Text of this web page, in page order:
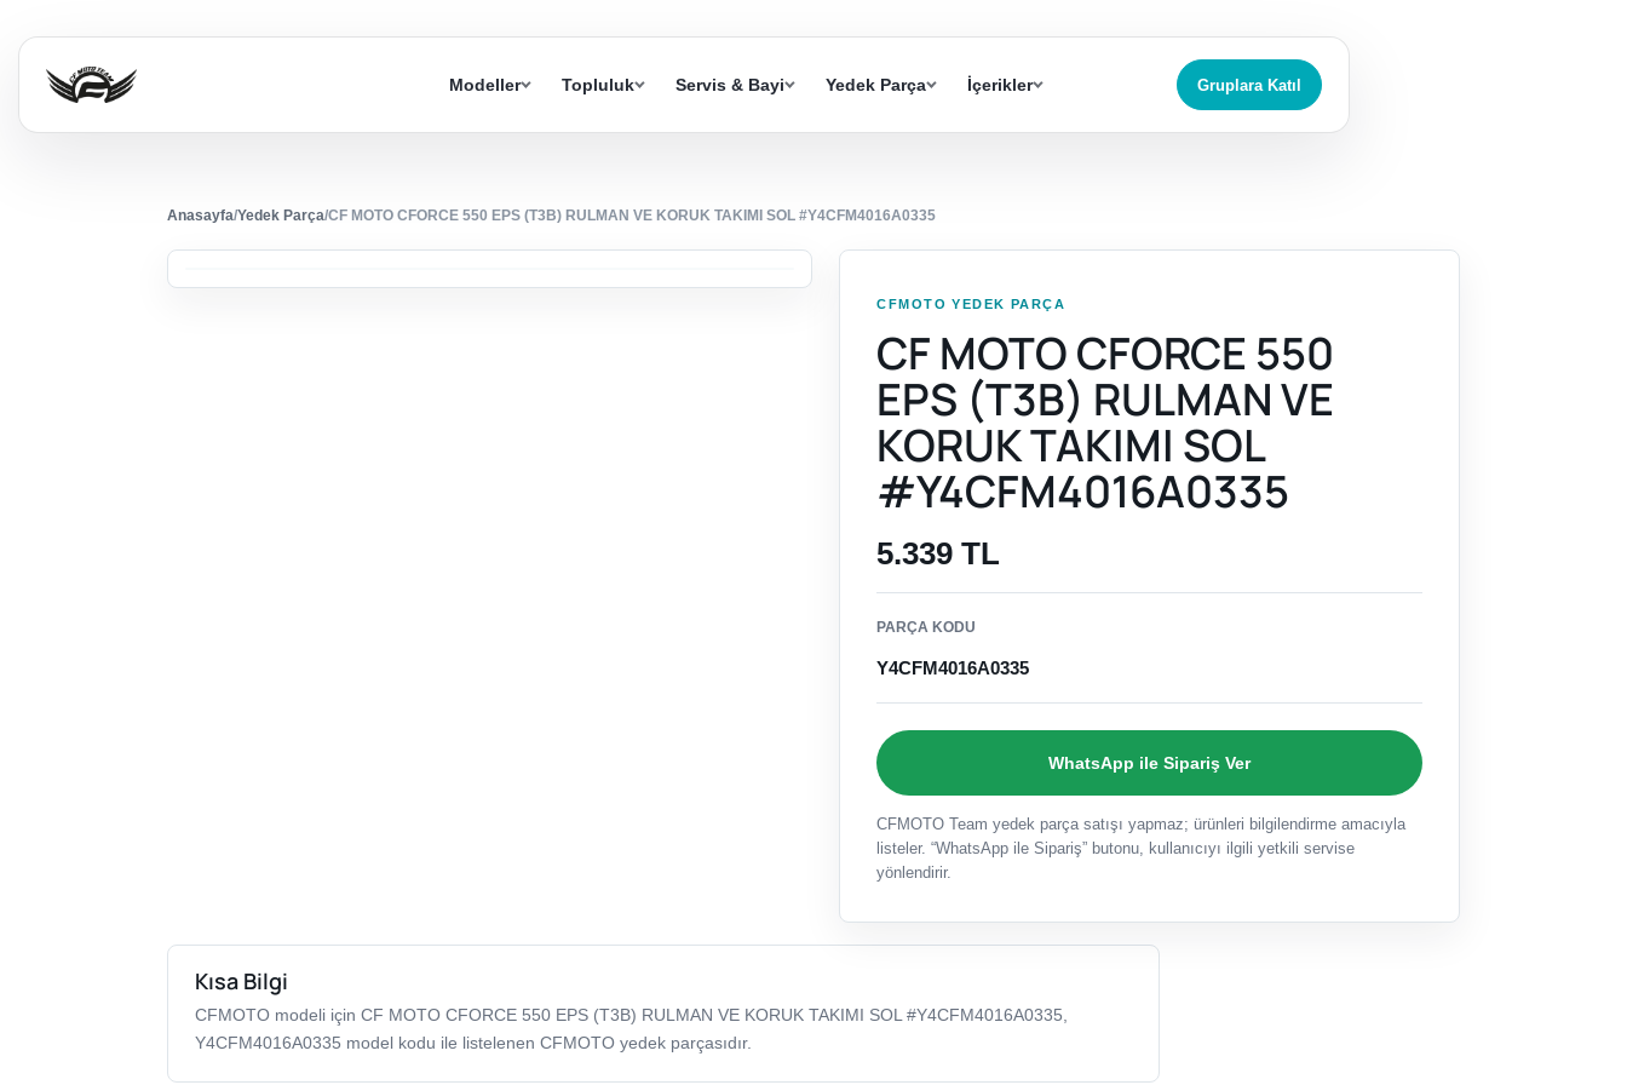
Modeller Topluluk Servis & Bayi Yedek Parça İçerikler Gruplara Katıl
Anasayfa/Yedek Parça/CF MOTO CFORCE 550 EPS (T3B) RULMAN VE KORUK TAKIMI SOL #Y4CFM4016A0335
CFMOTO YEDEK PARÇA
CF MOTO CFORCE 550
EPS (T3B) RULMAN VE
KORUK TAKIMI SOL
#Y4CFM4016A0335
5.339 TL
PARÇA KODU
Y4CFM4016A0335
WhatsApp ile Sipariş Ver
CFMOTO Team yedek parça satışı yapmaz; ürünleri bilgilendirme amacıyla
listeler. “WhatsApp ile Sipariş” butonu, kullanıcıyı ilgili yetkili servise
yönlendirir.
Kısa Bilgi
CFMOTO modeli için CF MOTO CFORCE 550 EPS (T3B) RULMAN VE KORUK TAKIMI SOL #Y4CFM4016A0335,
Y4CFM4016A0335 model kodu ile listelenen CFMOTO yedek parçasıdır.